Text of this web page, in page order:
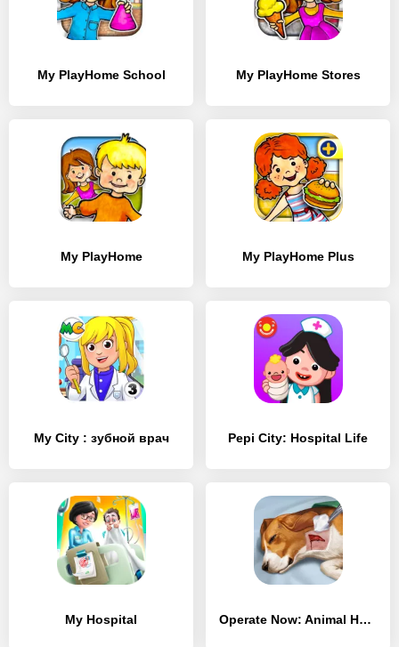
My PlayHome School My PlayHome Stores
My PlayHome My PlayHome Plus
My City : зубной врач Pepi City: Hospital Life
My Hospital Operate Now: Animal Hospital